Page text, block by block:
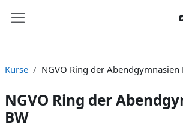
Kurse NGVO Ring der Abendgymnasien
NGVO Ring der
BW